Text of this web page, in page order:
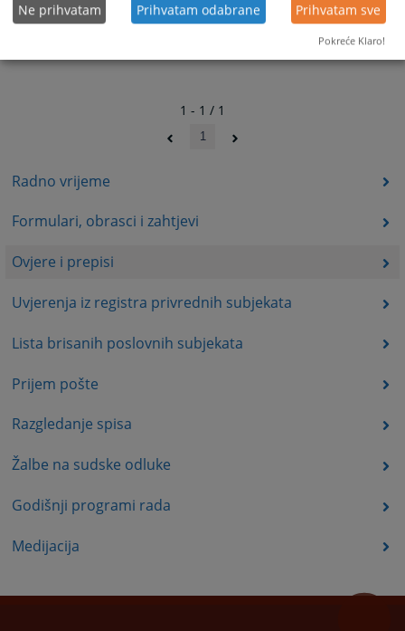
Radno vrijeme
Formulari, obrasci i zahtjevi
Ovjere i prepisi
Uvjerenja iz registra privrednih subjekata
Lista brisanih poslovnih subjekata
Prijem pošte
Razgledanje spisa
Žalbe na sudske odluke
Godišnji programi rada
Medijacija
1 - 1 / 1
1
Ne prihvatam Prihvatam odabrane Prihvatam sve
Pokreće Klaro!